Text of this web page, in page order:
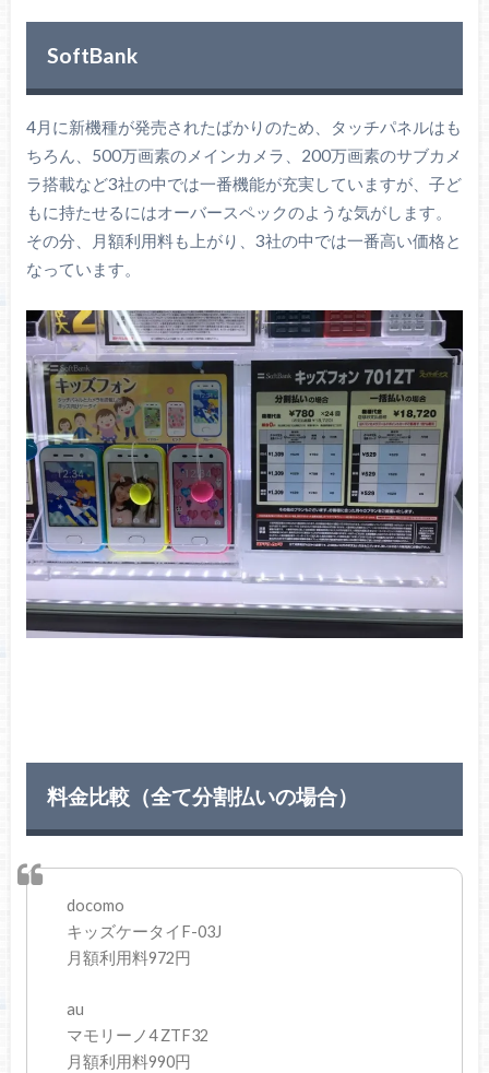
SoftBank
4月に新機種が発売されたばかりのため、タッチパネルはも
ちろん、500万画素のメインカメラ、200万画素のサブカメ
ラ搭載など3社の中では一番機能が充実していますが、子ど
もに持たせるにはオーバースペックのような気がします。
その分、月額利用料も上がり、3社の中では一番高い価格と
なっています。
料金比較（全て分割払いの場合）
docomo
キッズケータイF-03J
月額利用料972円
au
マモリーノ4 ZTF32
月額利用料990円